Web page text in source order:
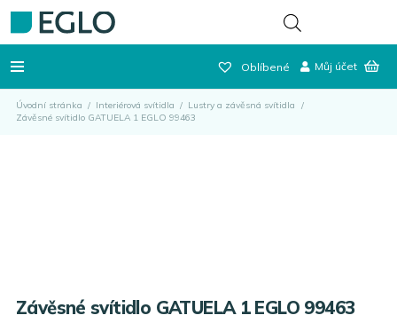
Oblíbené Můj účet
Úvodní stránka / Interiérová svítidla / Lustry a závěsná svítidla
/
Závěsné svítidlo GATUELA 1 EGLO 99463
Závěsné svítidlo GATUELA 1 EGLO 99463